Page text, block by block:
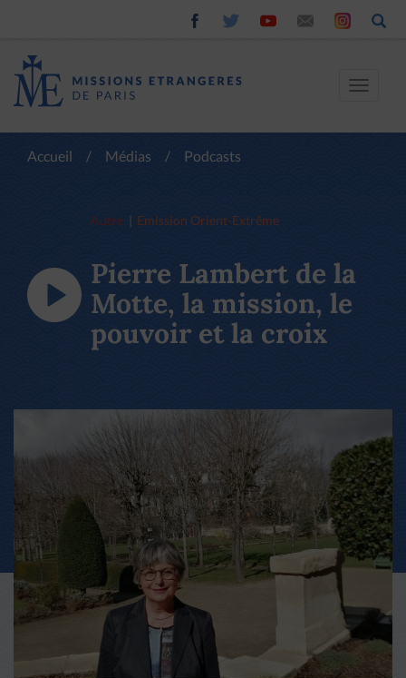
Toggle
Accueil / Médias / Podcasts
Autre Emission Orient-Extrême
Pierre Lambert de la
Motte, la mission, le
pouvoir et la croix